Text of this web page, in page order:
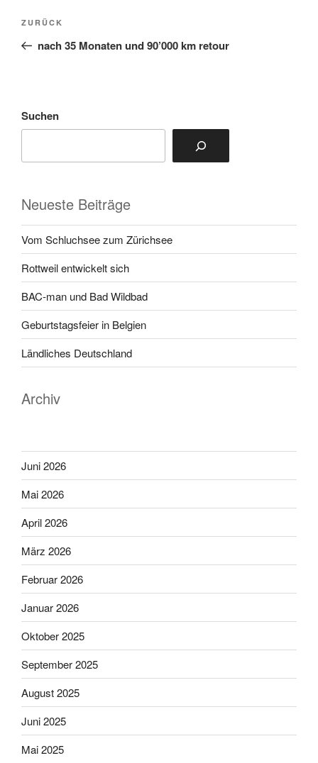
Beitragsnavigation
Vorheriger
Beitrag
ZURÜCK
nach 35 Monaten und 90’000 km retour
Suchen
Neueste Beiträge
Vom Schluchsee zum Zürichsee
Rottweil entwickelt sich
BAC-man und Bad Wildbad
Geburtstagsfeier in Belgien
Ländliches Deutschland
Archiv
Juni 2026
Mai 2026
April 2026
März 2026
Februar 2026
Januar 2026
Oktober 2025
September 2025
August 2025
Juni 2025
Mai 2025